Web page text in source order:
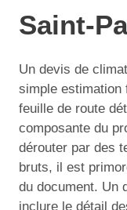
Saint-
Un devis de
simple estimation
feuille de route
composante du
dérouter par des
bruts, il est
du document. Un
inclure le détail